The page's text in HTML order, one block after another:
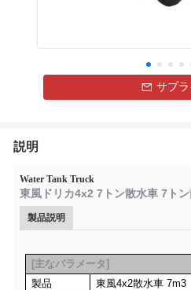
サプ
説明
Water Tank Truck
東風ドリカ4x2 7トン散水車 7ト
製品説明
[主なパラメータ]
製品
東風4x2散水車7m3